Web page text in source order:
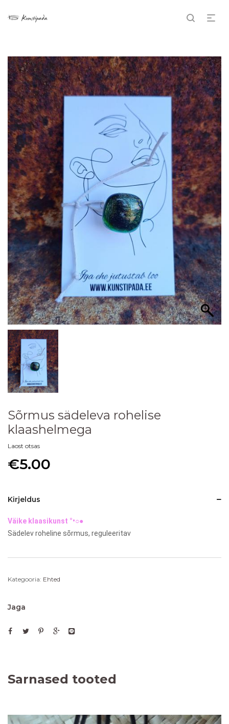
Sõrmus sädeleva rohelise
klaashelmega
Laost otsas
€5.00
Kirjeldus
Väike klaasikunst °•○●
Sädelev roheline sõrmus, reguleeritav
Kategooria: Ehted
Jaga
Sarnased tooted